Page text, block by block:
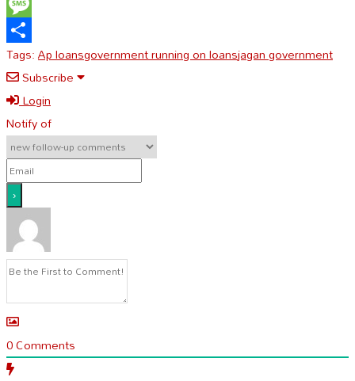
Message
Share
Tags:Ap loansgovernment running on loansjagan government
Subscribe
Login
Notify of
0Comments